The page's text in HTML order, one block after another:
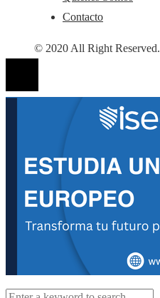
Contacto
© 2020 All Right Reserved.